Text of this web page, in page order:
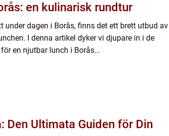
en kulinarisk rundtur
under dagen i Borås, finns det ett brett utbud av
I denna artikel dyker vi djupare in i de
en njutbar lunch i Borås...
Den Ultimata Guiden för Din